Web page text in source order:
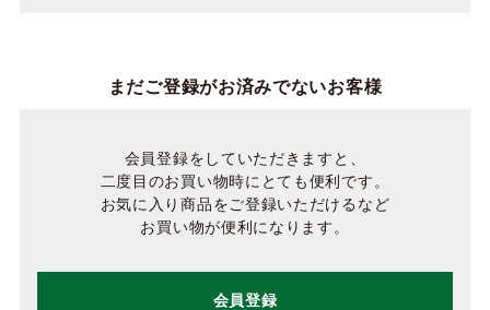
まだご登録がお済みでないお客様
会員登録をしていただきますと、
二度目のお買い物時にとても便利です。
お気に入り商品をご登録いただけるなど
お買い物が便利になります。
会員登録